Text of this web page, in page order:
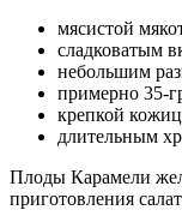
мясистой
сладковатым
небольшим
примерно 35-
крепкой
длительным
Плоды Карамели
приготовления